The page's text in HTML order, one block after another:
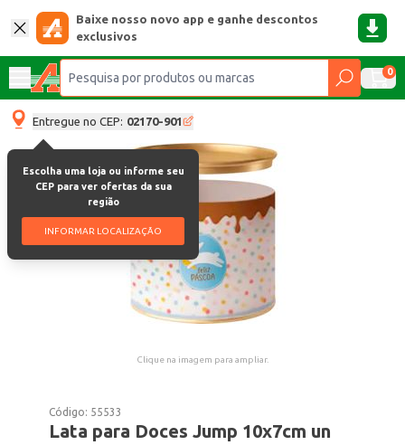
Baixe nosso novo app e ganhe descontos
exclusivos
0
Entregue no CEP: 02170-901
Escolha uma loja ou informe seu
CEP para ver ofertas da sua
região
INFORMAR LOCALIZAÇÃO
Clique na imagem para ampliar.
Código: 55533
Lata para Doces Jump 10x7cm un